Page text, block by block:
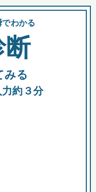
資
わかる
断
みる
約３分